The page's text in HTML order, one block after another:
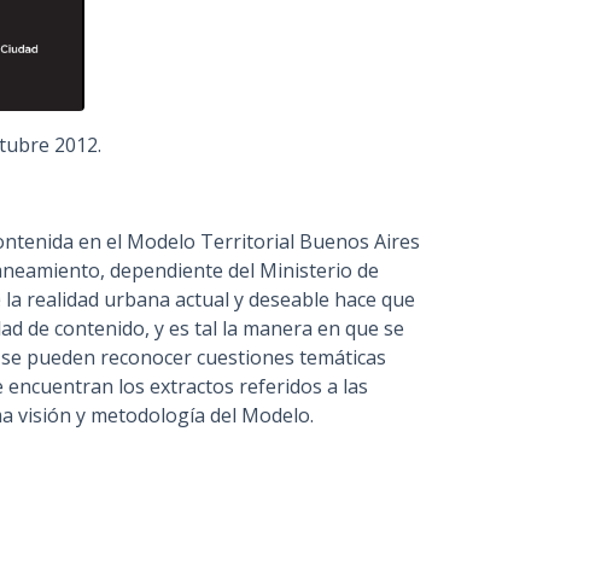
2012.
en el Modelo Territorial Buenos Aires
dependiente del Ministerio de
realidad urbana actual y deseable hace que
de contenido, y es tal la manera en que se
pueden reconocer cuestiones temáticas
encuentran los extractos referidos a las
visión y metodología del Modelo.